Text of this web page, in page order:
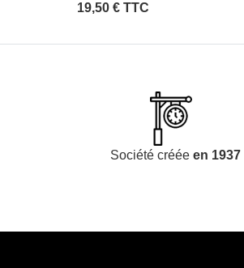
19,50 € TTC
Société créée en 1937